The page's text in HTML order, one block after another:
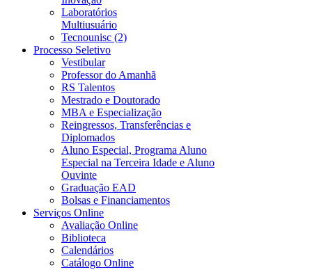
Laboratórios
Multiusuário
Tecnounisc (2)
Processo Seletivo
Vestibular
Professor do Amanhã
RS Talentos
Mestrado e Doutorado
MBA e Especialização
Reingressos, Transferências e
Diplomados
Aluno Especial, Programa Aluno
Especial na Terceira Idade e Aluno
Ouvinte
Graduação EAD
Bolsas e Financiamentos
Serviços Online
Avaliação Online
Biblioteca
Calendários
Catálogo Online